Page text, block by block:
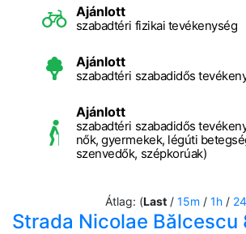
Ajánlott
szabadtéri fizikai tevékenység
Ajánlott
szabadtéri szabadidős
Ajánlott
szabadtéri szabadidős
nők, gyermekek, légúti
szenvedők, szépkorúak)
Átlag: (Last / 15m / 1h /
Strada Nicolae Bălcescu